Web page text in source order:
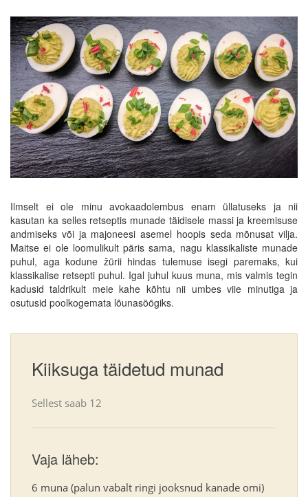
Ilmselt ei ole minu avokaadolembus enam üllatuseks ja nii
kasutan ka selles retseptis munade täidisele massi ja kreemisuse
andmiseks või ja majoneesi asemel hoopis seda mõnusat vilja.
Maitse ei ole loomulikult päris sama, nagu klassikaliste munade
puhul, aga kodune žürii hindas tulemuse isegi paremaks, kui
klassikalise retsepti puhul. Igal juhul kuus muna, mis valmis tegin
kadusid taldrikult meie kahe kõhtu nii umbes viie minutiga ja
osutusid poolkogemata lõunasöögiks.
Kiiksuga täidetud munad
Sellest saab 12
Vaja läheb:
6 muna (palun vabalt ringi jooksnud kanade omi)